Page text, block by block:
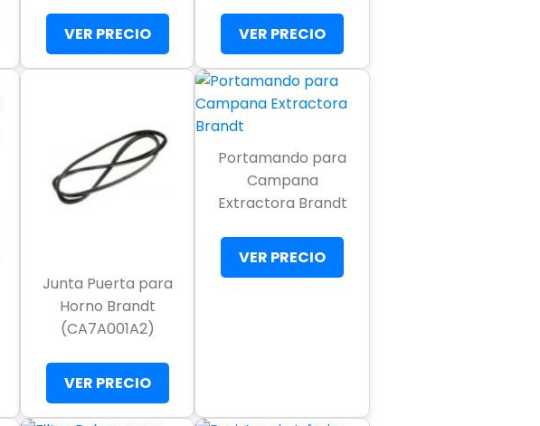
VER PRECIO VER PRECIO
Junta Puerta para
Horno Brandt
(CA7A001A2)
VER PRECIO
Portamando para
Campana
Extractora Brandt
VER PRECIO